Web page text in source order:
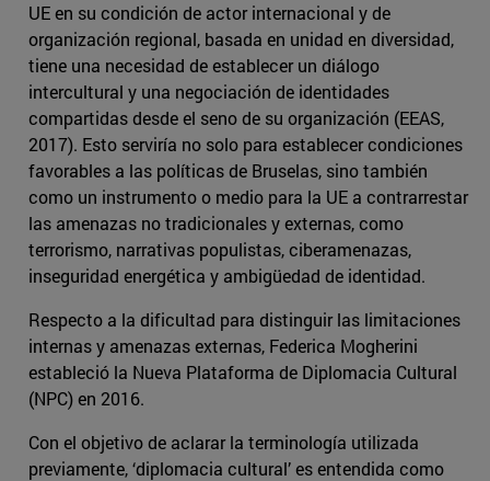
UE en su condición de actor internacional y de
organización regional, basada en unidad en diversidad,
tiene una necesidad de establecer un diálogo
intercultural y una negociación de identidades
compartidas desde el seno de su organización (EEAS,
2017). Esto serviría no solo para establecer condiciones
favorables a las políticas de Bruselas, sino también
como un instrumento o medio para la UE a contrarrestar
las amenazas no tradicionales y externas, como
terrorismo, narrativas populistas, ciberamenazas,
inseguridad energética y ambigüedad de identidad.
Respecto a la dificultad para distinguir las limitaciones
internas y amenazas externas, Federica Mogherini
estableció la Nueva Plataforma de Diplomacia Cultural
(NPC) en 2016.
Con el objetivo de aclarar la terminología utilizada
previamente, ‘diplomacia cultural’ es entendida como